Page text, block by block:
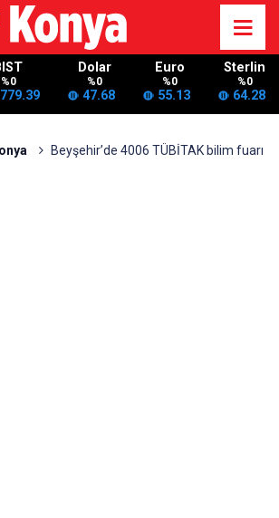
%0
Dolar
%0
47.68
Euro
%0
55.13
Sterlin
%0
64.28
Beyşehir’de 4006 TÜBİTAK bilim fuarı